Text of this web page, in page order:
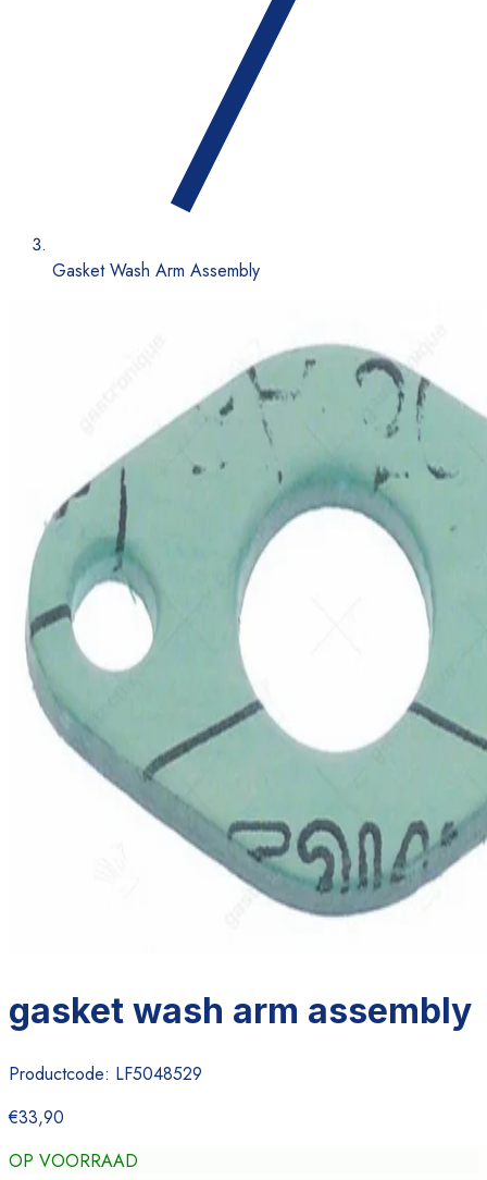
Gasket Wash Arm Assembly
gasket wash arm assembly
Productcode: LF5048529
€33,90
OP VOORRAAD